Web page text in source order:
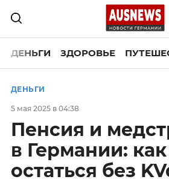
ДЕНЬГИ ЗДОРОВЬЕ
ДЕНЬГИ
5 мая 2025 в 04:38
Пенсия и
в Германии:
остаться без